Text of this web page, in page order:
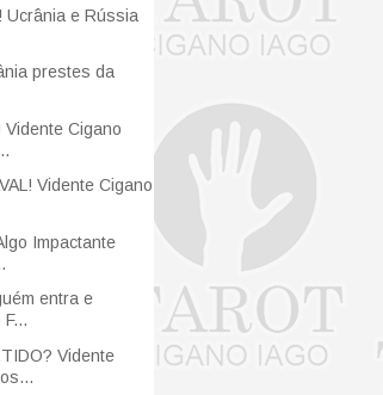
Ucrânia e Rússia
prestes da
Vidente Cigano
Vidente Cigano
Impactante
entra e
Vidente